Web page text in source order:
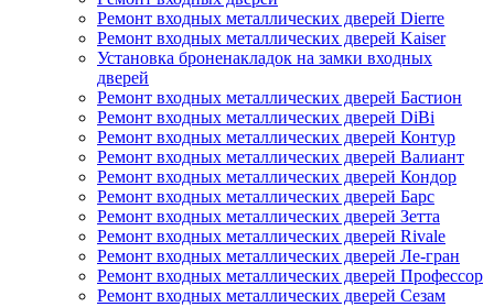
Ремонт входных металлических дверей Dierre
Ремонт входных металлических дверей Kaiser
Установка броненакладок на замки входных
дверей
Ремонт входных металлических дверей Бастион
Ремонт входных металлических дверей DiBi
Ремонт входных металлических дверей Контур
Ремонт входных металлических дверей Валиант
Ремонт входных металлических дверей Кондор
Ремонт входных металлических дверей Барс
Ремонт входных металлических дверей Зетта
Ремонт входных металлических дверей Rivale
Ремонт входных металлических дверей Ле-гран
Ремонт входных металлических дверей Профессор
Ремонт входных металлических дверей Сезам